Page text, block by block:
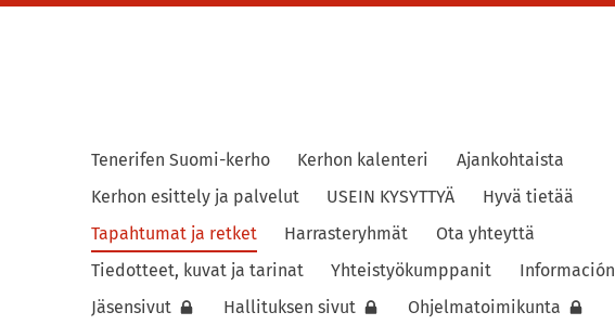
Tenerifen Suomi-kerho Kerhon kalenteri
Ajankohtaista
Kerhon esittely ja palvelut
USEIN KYSYTTYÄ
Hyvä tietää
Tapahtumat ja retket
Harrasteryhmät
Ota yhteyttä
Tiedotteet, kuvat ja tarinat
Yhteistyökumppanit
Jäsensivut
Hallituksen sivut
Ohjelmatoimikunta